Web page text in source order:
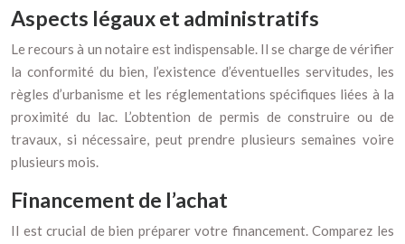
Aspects légaux et administratifs
Le recours à un notaire est indispensable. Il se charge de vérifier
la conformité du bien, l’existence d’éventuelles servitudes, les
règles d’urbanisme et les réglementations spécifiques liées à la
proximité du lac. L’obtention de permis de construire ou de
travaux, si nécessaire, peut prendre plusieurs semaines voire
plusieurs mois.
Financement de l’achat
Il est crucial de bien préparer votre financement. Comparez les